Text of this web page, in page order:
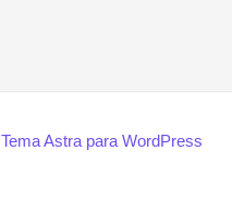
Tema Astra para WordPress